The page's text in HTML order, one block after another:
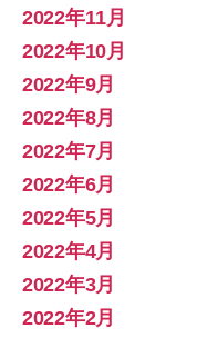
2022年11月
2022年10月
2022年9月
2022年8月
2022年7月
2022年6月
2022年5月
2022年4月
2022年3月
2022年2月